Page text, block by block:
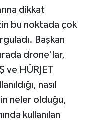
dikkat
bu noktada çok
Başkan
drone’lar,
ve HÜRJET
nasıl
neler olduğu,
kullanılan